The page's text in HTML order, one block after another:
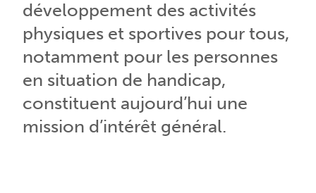
développement des activités
physiques et sportives pour tous,
notamment pour les personnes
en situation de handicap,
constituent aujourd’hui une
mission d’intérêt général.